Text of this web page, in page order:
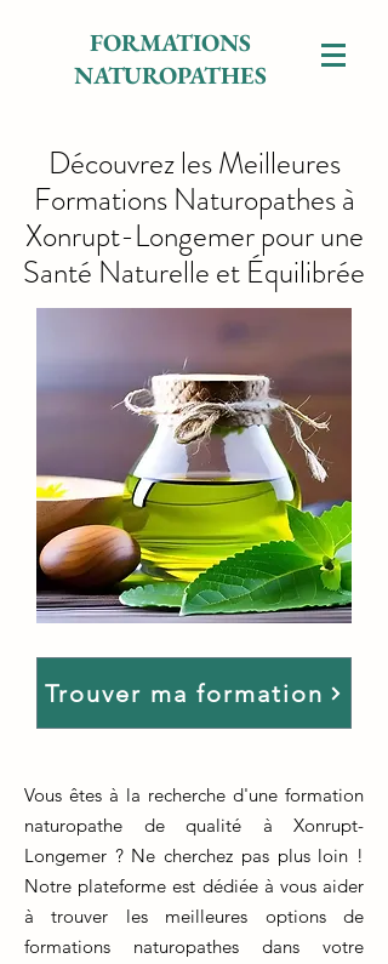
FORMATIONS
NATUROPATHES
Découvrez les Meilleures
Formations Naturopathes à
Xonrupt-Longemer pour une
Santé Naturelle et Équilibrée
Trouver ma formation
Vous êtes à la recherche d'une formation
naturopathe de qualité à Xonrupt-
Longemer ? Ne cherchez pas plus loin !
Notre plateforme est dédiée à vous aider
à trouver les meilleures options de
formations naturopathes dans votre